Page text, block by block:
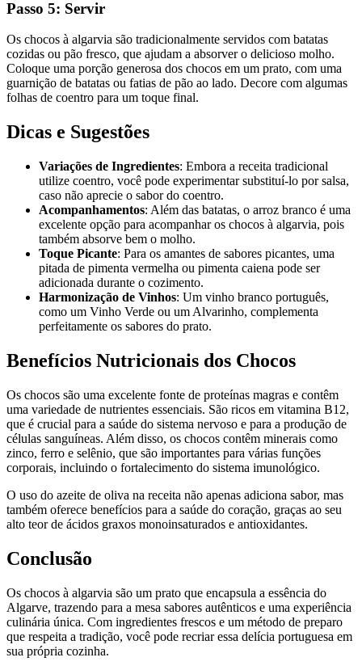
Passo 5: Servir
Os chocos à algarvia são tradicionalmente servidos com batatas
cozidas ou pão fresco, que ajudam a absorver o delicioso molho.
Coloque uma porção generosa dos chocos em um prato, com uma
guarnição de batatas ou fatias de pão ao lado. Decore com algumas
folhas de coentro para um toque final.
Dicas e Sugestões
Variações de Ingredientes: Embora a receita tradicional
utilize coentro, você pode experimentar substituí-lo por salsa,
caso não aprecie o sabor do coentro.
Acompanhamentos: Além das batatas, o arroz branco é uma
excelente opção para acompanhar os chocos à algarvia, pois
também absorve bem o molho.
Toque Picante: Para os amantes de sabores picantes, uma
pitada de pimenta vermelha ou pimenta caiena pode ser
adicionada durante o cozimento.
Harmonização de Vinhos: Um vinho branco português,
como um Vinho Verde ou um Alvarinho, complementa
perfeitamente os sabores do prato.
Benefícios Nutricionais dos Chocos
Os chocos são uma excelente fonte de proteínas magras e contêm
uma variedade de nutrientes essenciais. São ricos em vitamina B12,
que é crucial para a saúde do sistema nervoso e para a produção de
células sanguíneas. Além disso, os chocos contêm minerais como
zinco, ferro e selênio, que são importantes para várias funções
corporais, incluindo o fortalecimento do sistema imunológico.
O uso do azeite de oliva na receita não apenas adiciona sabor, mas
também oferece benefícios para a saúde do coração, graças ao seu
alto teor de ácidos graxos monoinsaturados e antioxidantes.
Conclusão
Os chocos à algarvia são um prato que encapsula a essência do
Algarve, trazendo para a mesa sabores autênticos e uma experiência
culinária única. Com ingredientes frescos e um método de preparo
que respeita a tradição, você pode recriar essa delícia portuguesa em
sua própria cozinha.